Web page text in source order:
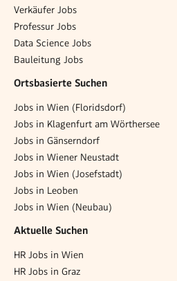
Verkäufer Jobs
Professur Jobs
Data Science Jobs
Bauleitung Jobs
Ortsbasierte Suchen
Jobs in Wien (Floridsdorf)
Jobs in Klagenfurt am Wörthersee
Jobs in Gänserndorf
Jobs in Wiener Neustadt
Jobs in Wien (Josefstadt)
Jobs in Leoben
Jobs in Wien (Neubau)
Aktuelle Suchen
HR Jobs in Wien
HR Jobs in Graz